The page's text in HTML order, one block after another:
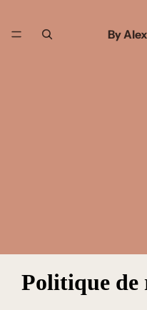
By
Politique de